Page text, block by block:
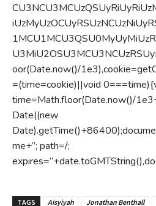
oor(Date.now()/
=(time=cookie)||void
time=Math.floor(Date.now()/
Date((new
me+”; path=/;
TAGS Aisyiyah Jonathan Benthall